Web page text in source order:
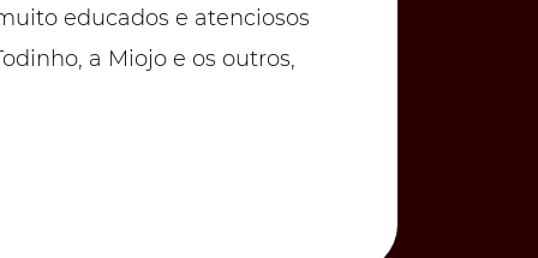
educados e atenciosos
a Miojo e os outros,